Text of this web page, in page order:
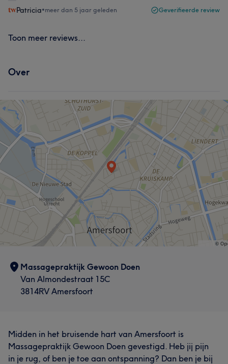
Patricia•meer dan 5 jaar geleden Geverifieerde review
Toon meer reviews...
Over
Massagepraktijk Gewoon Doen
Van Almondestraat 15C
3814RV Amersfoort
Midden in het bruisende hart van Amersfoort is
Massagepraktijk Gewoon Doen gevestigd. Heb jij pijn
in je rug, of ben je toe aan ontspanning? Dan ben je bij